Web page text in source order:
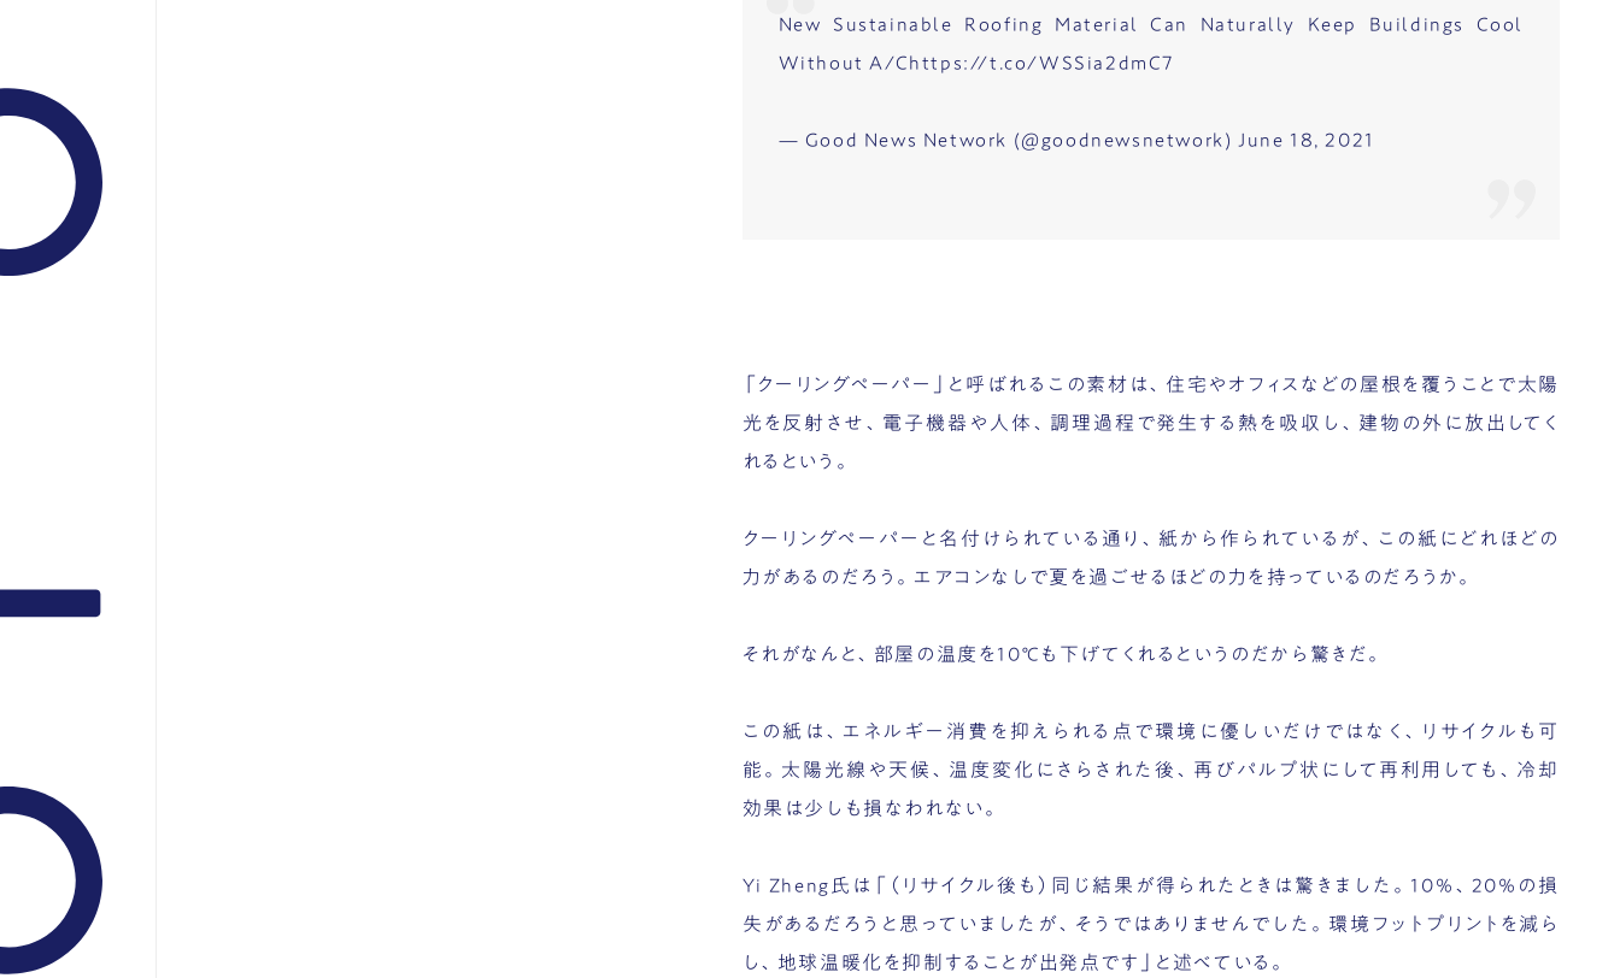
New Sustainable Roofing Material Can Naturally Keep Buildings Cool
Without A/Chttps://t.co/WSSia2dmC7
— Good News Network (@goodnewsnetwork) June 18, 2021
「クーリングペーパー」と呼ばれるこの素材は、住宅やオフィスなどの屋根を覆うことで太陽
光を反射させ、電子機器や人体、調理過程で発生する熱を吸収し、建物の外に放出してく
れるという。
クーリングペーパーと名付けられている通り、紙から作られているが、この紙にどれほどの
力があるのだろう。エアコンなしで夏を過ごせるほどの力を持っているのだろうか。
それがなんと、部屋の温度を10℃も下げてくれるというのだから驚きだ。
この紙は、エネルギー消費を抑えられる点で環境に優しいだけではなく、リサイクルも可
能。太陽光線や天候、温度変化にさらされた後、再びパルプ状にして再利用しても、冷却
効果は少しも損なわれない。
Yi Zheng氏は「（リサイクル後も）同じ結果が得られたときは驚きました。10％、20％の損
失があるだろうと思っていましたが、そうではありませんでした。環境フットプリントを減ら
し、地球温暖化を抑制することが出発点です」と述べている。